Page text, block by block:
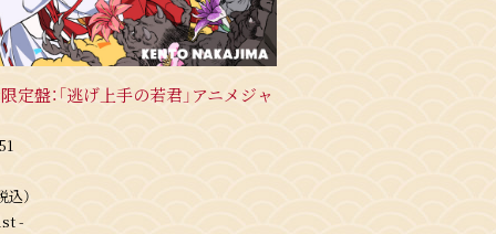
定盤：「逃げ上手の若君」アニメジャ
）
-
ナルステッカー4種を封入
替わります。